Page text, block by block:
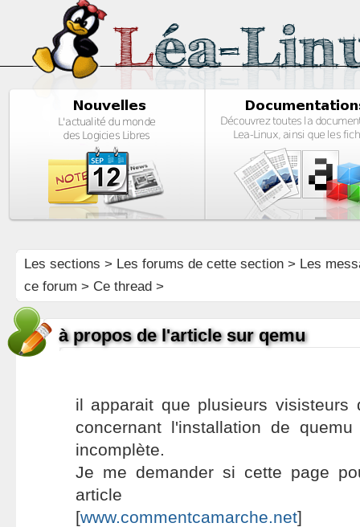
Les sections > Les forums de cette section> Les
ce forum > Ce thread >
à propos de l'article sur qemu
il apparait que plusieurs visisteurs
concernant l'installation de
incomplète.
Je me demander si cette page
article
[www.commentcamarche.net]